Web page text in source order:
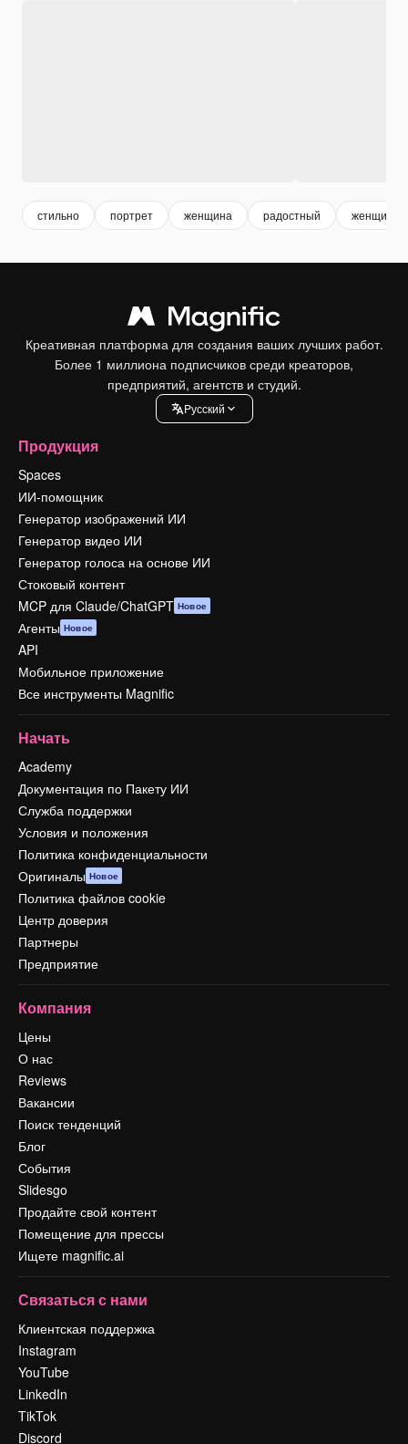
стильно портрет женщина радостный женщина
Креативная платформа для создания ваших лучших работ.
Более 1 миллиона подписчиков среди креаторов,
предприятий, агентств и студий.
Pусский
Продукция
Spaces
ИИ-помощник
Генератор изображений ИИ
Генератор видео ИИ
Генератор голоса на основе ИИ
Стоковый контент
MCP для Claude/ChatGPT Новое
Агенты Новое
API
Мобильное приложение
Все инструменты Magnific
Начать
Academy
Документация по Пакету ИИ
Служба поддержки
Условия и положения
Политика конфиденциальности
Оригиналы Новое
Политика файлов cookie
Центр доверия
Партнеры
Предприятие
Компания
Цены
О нас
Reviews
Вакансии
Поиск тенденций
Блог
События
Slidesgo
Продайте свой контент
Помещение для прессы
Ищете magnific.ai
Связаться с нами
Клиентская поддержка
Instagram
YouTube
LinkedIn
TikTok
Discord